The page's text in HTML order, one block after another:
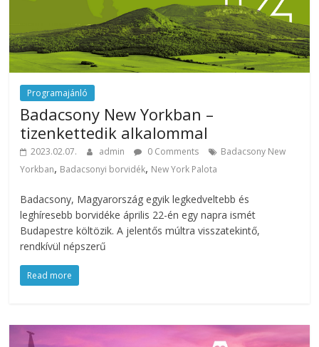
Programajánló
Badacsony New Yorkban –
tizenkettedik alkalommal
2023.02.07. admin 0 Comments
Badacsony New
Yorkban, Badacsonyi borvidék, New York Palota
Badacsony, Magyarország egyik legkedveltebb és
leghíresebb borvidéke április 22-én egy napra ismét
Budapestre költözik. A jelentős múltra visszatekintő,
rendkívül népszerű
Read more